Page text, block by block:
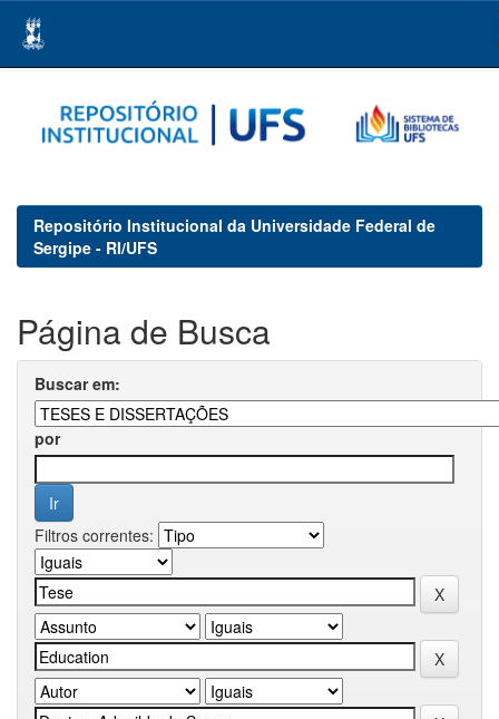
navigation
Repositório Institucional da Universidade Federal de
Sergipe - RI/UFS
Página de Busca
Buscar em:
por
Filtros correntes: